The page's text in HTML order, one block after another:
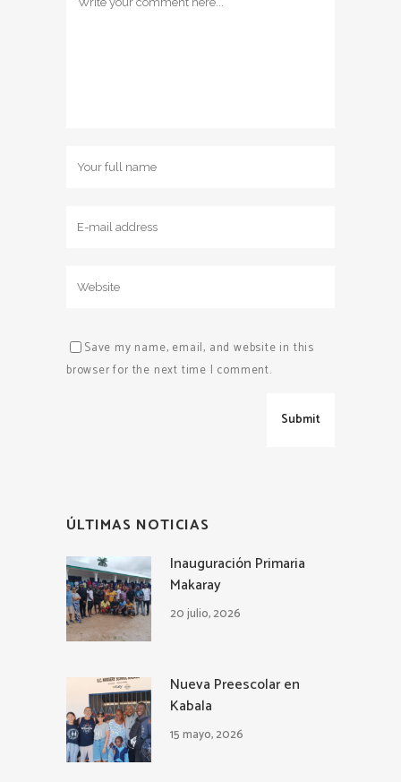
Save my name, email, and website in this
browser for the next time I comment.
ÚLTIMAS NOTICIAS
Inauguración Primaria
Makaray
20 julio, 2026
Nueva Preescolar en
Kabala
15 mayo, 2026